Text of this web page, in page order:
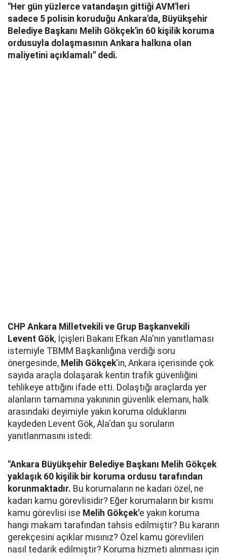
"Her gün yüzlerce vatandaşın gittiği AVM'leri
sadece 5 polisin koruduğu Ankara'da, Büyükşehir
Belediye Başkanı Melih Gökçek'in 60 kişilik koruma
ordusuyla dolaşmasının Ankara halkına olan
maliyetini açıklamalı" dedi.
CHP Ankara Milletvekili ve Grup Başkanvekili
Levent Gök, İçişleri Bakanı Efkan Ala'nın yanıtlaması
istemiyle TBMM Başkanlığına verdiği soru
önergesinde, Melih Gökçek'in, Ankara içerisinde çok
sayıda araçla dolaşarak kentin trafik güvenliğini
tehlikeye attığını ifade etti. Dolaştığı araçlarda yer
alanların tamamına yakınının güvenlik elemanı, halk
arasındaki deyimiyle yakın koruma olduklarını
kaydeden Levent Gök, Ala'dan şu soruların
yanıtlanmasını istedi:
"Ankara Büyükşehir Belediye Başkanı Melih Gökçek
yaklaşık 60 kişilik bir koruma ordusu tarafından
korunmaktadır. Bu korumaların ne kadarı özel, ne
kadarı kamu görevlisidir? Eğer korumaların bir kısmı
kamu görevlisi ise Melih Gökçek'e yakın koruma
hangi makam tarafından tahsis edilmiştir? Bu kararın
gerekçesini açıklar mısınız? Özel kamu görevlileri
nasıl tedarik edilmiştir? Koruma hizmeti alınması için